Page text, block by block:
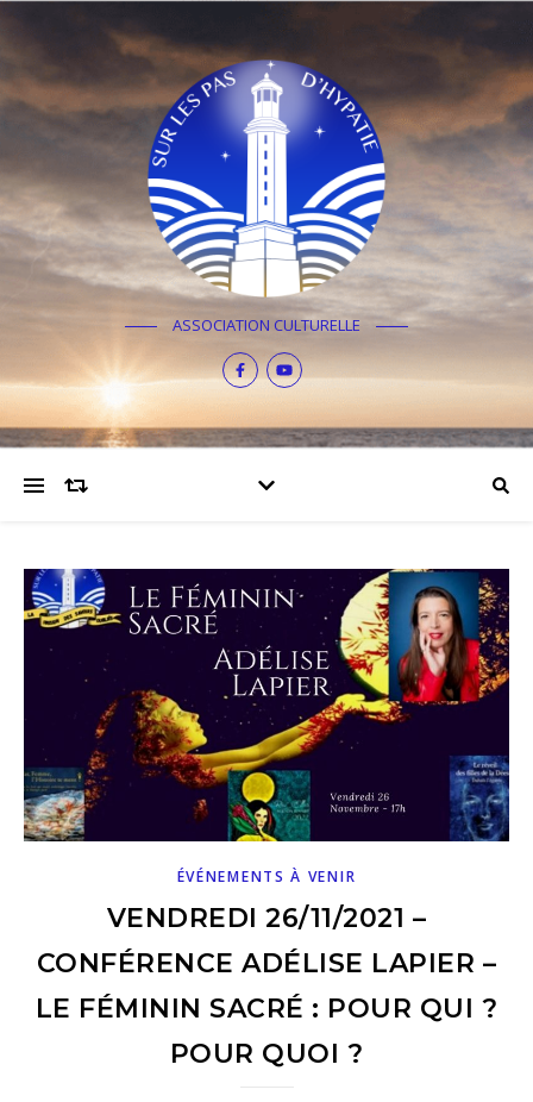
ASSOCIATION CULTURELLE
ÉVÉNEMENTS À VENIR
VENDREDI 26/11/2021 –
CONFÉRENCE ADÉLISE LAPIER –
LE FÉMININ SACRÉ : POUR QUI ?
POUR QUOI ?